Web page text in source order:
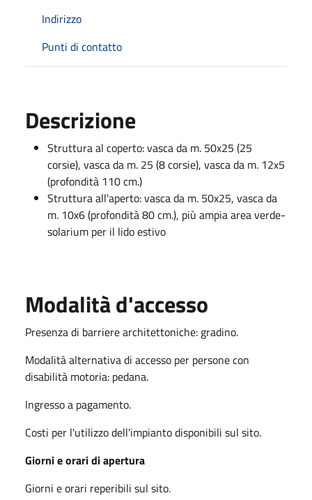
Indirizzo
Punti di contatto
Descrizione
Struttura al coperto: vasca da m. 50x25 (25
corsie), vasca da m. 25 (8 corsie), vasca da m. 12x5
(profondità 110 cm.)
Struttura all'aperto: vasca da m. 50x25, vasca da
m. 10x6 (profondità 80 cm.), più ampia area verde-
solarium per il lido estivo
Modalità d'accesso
Presenza di barriere architettoniche: gradino.
Modalità alternativa di accesso per persone con
disabilità motoria: pedana.
Ingresso a pagamento.
Costi per l'utilizzo dell'impianto disponibili sul sito.
Giorni e orari di apertura
Giorni e orari reperibili sul sito.